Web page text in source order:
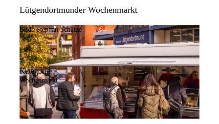
Lütgendortmunder Wochenmarkt
Bild: Stephan Schütze
Kategorie:
Wochenmarkt